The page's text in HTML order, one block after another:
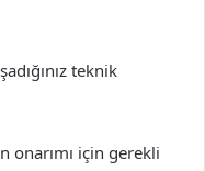
teknik
onarımı için gerekli